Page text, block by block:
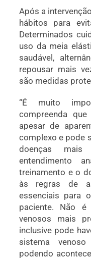
Após a
hábitos para
Determinados
uso da meia
saudável,
repousar mais
são medidas
“É muito
compreenda
apesar de
complexo e pode
doenças
entendimento
treinamento e o
às regras de
essenciais para
paciente. Não
venosos mais
inclusive pode
sistema
podendo